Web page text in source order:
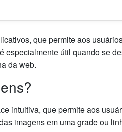
que permite aos usuários
especialmente útil quando se
da web.
intuitiva, que permite aos
imagens em uma grade ou